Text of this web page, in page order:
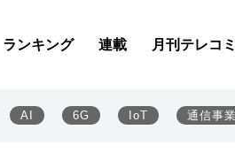
ランキング 連載 月刊テレコ
AI 6G IoT 通信事